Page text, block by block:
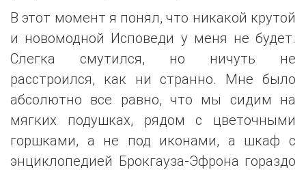
В этот момент я понял, что никакой крутой
и новомодной Исповеди у меня не будет.
Слегка смутился, но ничуть не
расстроился, как ни странно. Мне было
абсолютно все равно, что мы сидим на
мягких подушках, рядом с цветочными
горшками, а не под иконами, а шкаф с
энциклопедией Брокгауза-Эфрона гораздо